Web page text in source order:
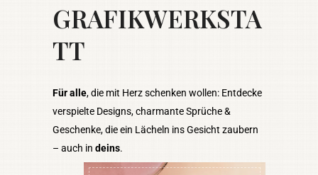
GRAFIKWERKSTA
TT
Für alle, die mit Herz schenken wollen: Entdecke
verspielte Designs, charmante Sprüche &
Geschenke, die ein Lächeln ins Gesicht zaubern
– auch in deins.